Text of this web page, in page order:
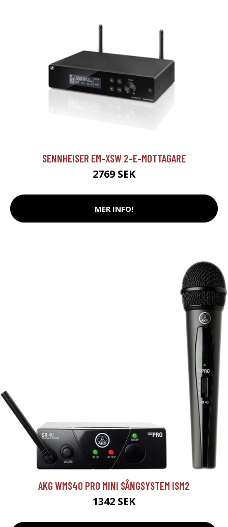
SENNHEISER EM-XSW 2-E-MOTTAGARE
2769 SEK
MER INFO!
AKG WMS40 PRO MINI SÅNGSYSTEM ISM2
1342 SEK